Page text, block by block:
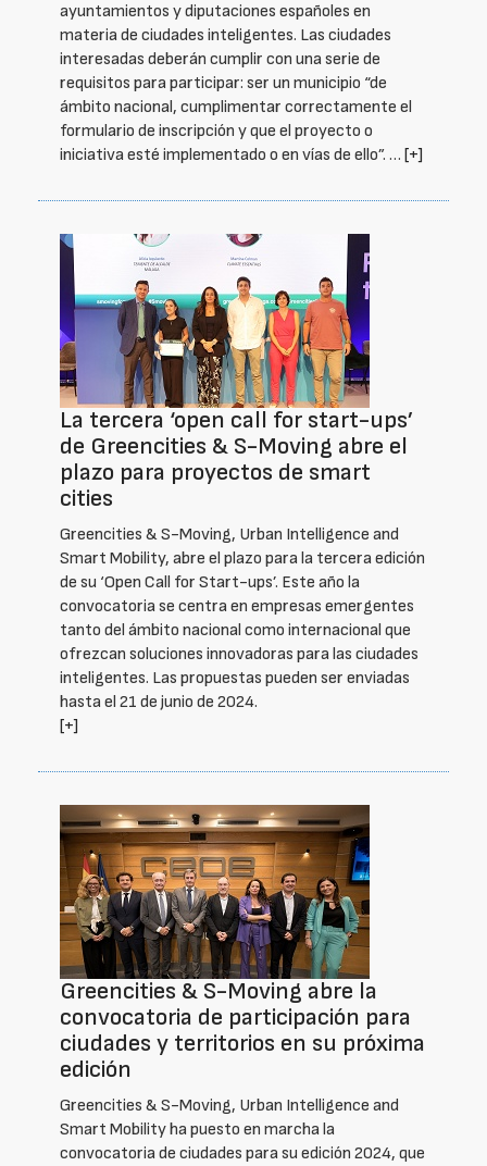
ayuntamientos y diputaciones españoles en
materia de ciudades inteligentes. Las ciudades
interesadas deberán cumplir con una serie de
requisitos para participar: ser un municipio “de
ámbito nacional, cumplimentar correctamente el
formulario de inscripción y que el proyecto o
iniciativa esté implementado o en vías de ello”. … [+]
La tercera ‘open call for start-ups’
de Greencities & S-Moving abre el
plazo para proyectos de smart
cities
Greencities & S-Moving, Urban Intelligence and
Smart Mobility, abre el plazo para la tercera edición
de su ‘Open Call for Start-ups’. Este año la
convocatoria se centra en empresas emergentes
tanto del ámbito nacional como internacional que
ofrezcan soluciones innovadoras para las ciudades
inteligentes. Las propuestas pueden ser enviadas
hasta el 21 de junio de 2024.
[+]
Greencities & S-Moving abre la
convocatoria de participación para
ciudades y territorios en su próxima
edición
Greencities & S-Moving, Urban Intelligence and
Smart Mobility ha puesto en marcha la
convocatoria de ciudades para su edición 2024, que